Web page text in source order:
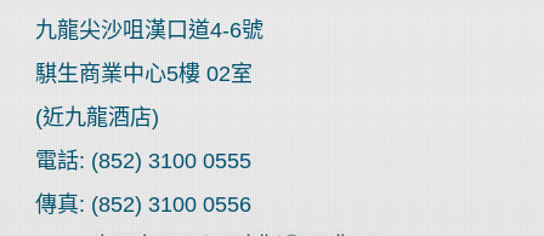
九龍尖沙咀漢口道4-6號
騏生商業中心5樓 02室
(近九龍酒店)
電話: (852) 3100 0555
傳真: (852) 3100 0556